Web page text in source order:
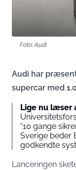
Foto: Audi
Audi har
supercar med
Lige nu læser
“10 gange
Sverige beder
godkendte
Lanceringen